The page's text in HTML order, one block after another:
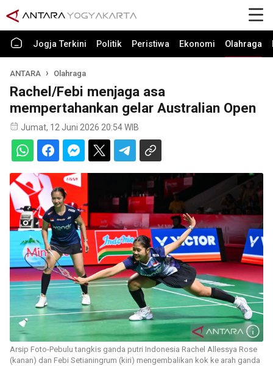
Jogja Terkini Politik Peristiwa Ekonomi Olahraga
ANTARA Olahraga
Rachel/Febi menjaga asa
mempertahankan gelar Australian Open
Jumat, 12 Juni 2026 20:54 WIB
Arsip Foto-Pebulu tangkis ganda putri Indonesia Rachel Allessya Rose
(kanan) dan Febi Setianingrum (kiri) mengembalikan kok ke arah ganda